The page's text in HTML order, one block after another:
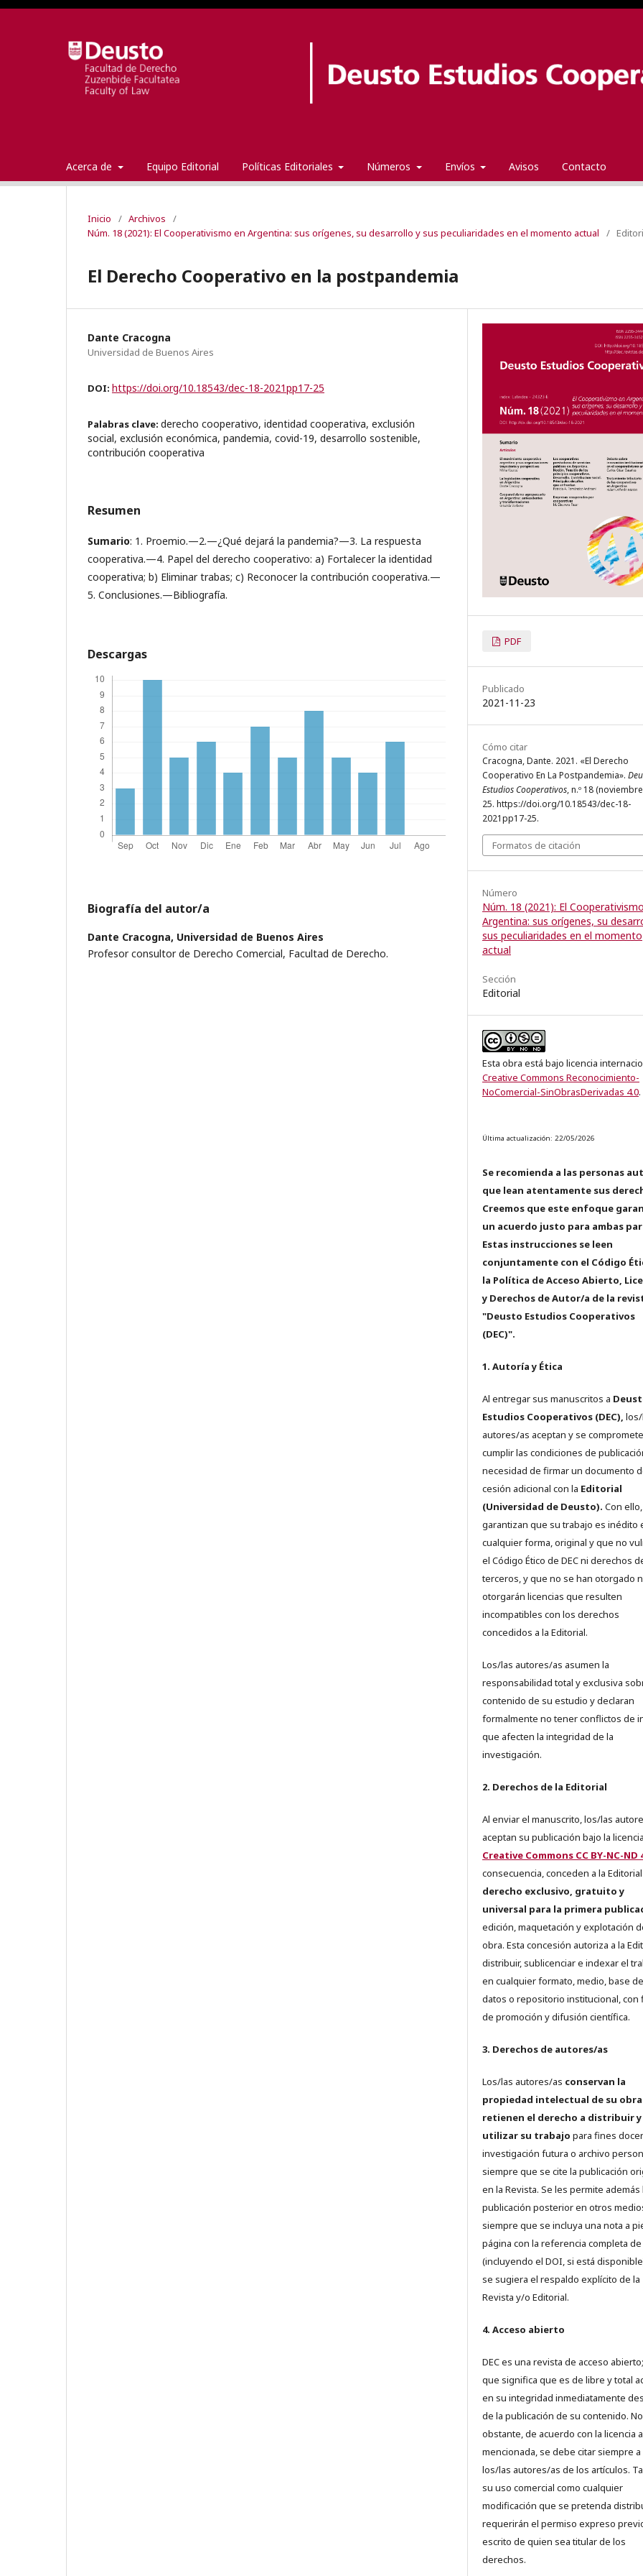
Acerca de Equipo Editorial Políticas Editoriales Números Envíos Avisos Contacto
Inicio / Archivos
/
Núm. 18 (2021): El Cooperativismo en Argentina: sus orígenes, su desarrollo y sus peculiaridades en el momento actual
/
El Derecho Cooperativo en la postpandemia
Dante Cracogna
Universidad de Buenos Aires
DOI: https://doi.org/10.18543/dec-18-2021pp17-25
Palabras clave: derecho cooperativo, identidad cooperativa, exclusión
social, exclusión económica, pandemia, covid-19, desarrollo sostenible,
contribución cooperativa
Resumen
Sumario: 1. Proemio.—2.—¿Qué dejará la pandemia?—3. La respuesta
cooperativa.—4. Papel del derecho cooperativo: a) Fortalecer la identidad
cooperativa; b) Eliminar trabas; c) Reconocer la contribución cooperativa.—
5. Conclusiones.—Bibliografía.
Descargas
Biografía del autor/a
Dante Cracogna, Universidad de Buenos Aires
Profesor consultor de Derecho Comercial, Facultad de Derecho.
PDF
Publicado
2021-11-23
Cómo citar
Cracogna, Dante. 2021. «El Derecho
Cooperativo En La Postpandemia».
Estudios Cooperativos, n.º 18
25. https://doi.org/10.18543/dec-18-
2021pp17-25.
Formatos de citación
Número
Núm. 18 (2021): El
Argentina: sus orígenes, su
sus peculiaridades en el momento
actual
Sección
Editorial
Esta obra está bajo licencia
Creative Commons Reconocimiento-
NoComercial-SinObrasDerivadas 4.0.
Última actualización: 22/05/2026
Se recomienda a las personas
que lean atentamente sus
Creemos que este enfoque
un acuerdo justo para ambas
Estas instrucciones se leen
conjuntamente con el Código
la Política de Acceso Abierto,
y Derechos de Autor/a de la
"Deusto Estudios Cooperativos
(DEC)".
1. Autoría y Ética
Al entregar sus manuscritos a
Estudios Cooperativos (DEC),
autores/as aceptan y se
cumplir las condiciones de
necesidad de firmar un documento
cesión adicional con la Editorial
(Universidad de Deusto). Con ello,
garantizan que su trabajo es inédito
cualquier forma, original y que no
el Código Ético de DEC ni derechos
terceros, y que no se han otorgado
otorgarán licencias que resulten
incompatibles con los derechos
concedidos a la Editorial.
Los/las autores/as asumen la
responsabilidad total y exclusiva
contenido de su estudio y declaran
formalmente no tener conflictos de
que afecten la integridad de la
investigación.
2. Derechos de la Editorial
Al enviar el manuscrito, los/las
aceptan su publicación bajo la licencia
Creative Commons CC BY-NC-ND
consecuencia, conceden a la
derecho exclusivo, gratuito y
universal para la primera
edición, maquetación y explotación
obra. Esta concesión autoriza a la
distribuir, sublicenciar e indexar el
en cualquier formato, medio, base de
datos o repositorio institucional, con
de promoción y difusión científica.
3. Derechos de autores/as
Los/las autores/as conservan la
propiedad intelectual de su obra
retienen el derecho a distribuir y
utilizar su trabajo para fines
investigación futura o archivo
siempre que se cite la publicación
en la Revista. Se les permite además
publicación posterior en otros
siempre que se incluya una nota a
página con la referencia completa de
(incluyendo el DOI, si está
se sugiera el respaldo explícito de la
Revista y/o Editorial.
4. Acceso abierto
DEC es una revista de acceso
que significa que es de libre y total
en su integridad inmediatamente
de la publicación de su contenido. No
obstante, de acuerdo con la licencia
mencionada, se debe citar siempre a
los/las autores/as de los artículos.
su uso comercial como cualquier
modificación que se pretenda
requerirán el permiso expreso
escrito de quien sea titular de los
derechos.